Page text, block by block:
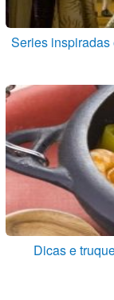
Series
Dicas e